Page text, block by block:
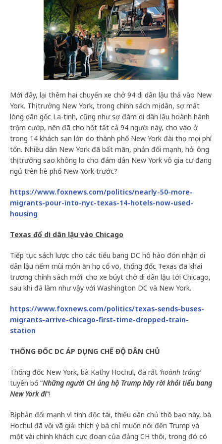
Mới đây, lại thêm hai chuyến xe chở 94 di dân lậu thả vào New
York. Thị trưởng New York, trong chính sách mị dân, sợ mất
lòng dân gốc La-tinh, cũng như sợ đám di dân lậu hoành hành
trộm cướp, nên đã cho hốt tất cả 94 người này, cho vào ở
trong 14 khách sạn lớn do thành phố New York đài thọ mọi phí
tổn. Nhiều dân New York đã bất mãn, phản đối mạnh, hỏi ông
thị trưởng sao không lo cho đám dân New York vô gia cư đang
ngủ trên hè phố New York trước?
https://www.foxnews.com/politics/nearly-50-more-
migrants-pour-into-nyc-texas-14-hotels-now-used-
housing
Texas đổ di dân lậu vào Chicago
Tiếp tục sách lược cho các tiểu bang DC hô hào đón nhận di
dân lậu nếm mùi món ăn họ cổ võ, thống đốc Texas đã khai
trương chính sách mới: cho xe búyt chở di dân lậu tới Chicago,
sau khi đã làm như vậy với Washington DC và New York.
https://www.foxnews.com/politics/texas-sends-buses-
migrants-arrive-chicago-first-time-dropped-train-
station
THỐNG ĐỐC DC ÁP DỤNG CHẾ ĐỘ DÂN CHỦ
Thống đốc New York, bà Kathy Hochul, đã rất ‘hoành tráng’
tuyên bố “Những người CH ủng hộ Trump hãy rời khỏi tiểu bang
New York đi”!
Bị phản đối mạnh vì tính độc tài, thiếu dân chủ thô bạo này, bà
Hochul đã vội vã giải thích ý bà chỉ muốn nói đến Trump và
một vài chính khách cực đoan của đảng CH thôi, trong đó có